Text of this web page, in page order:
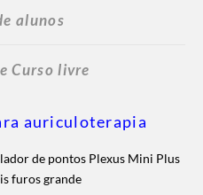
alunos
Curso livre
auriculoterapia
de pontos Plexus Mini Plus
furos grande